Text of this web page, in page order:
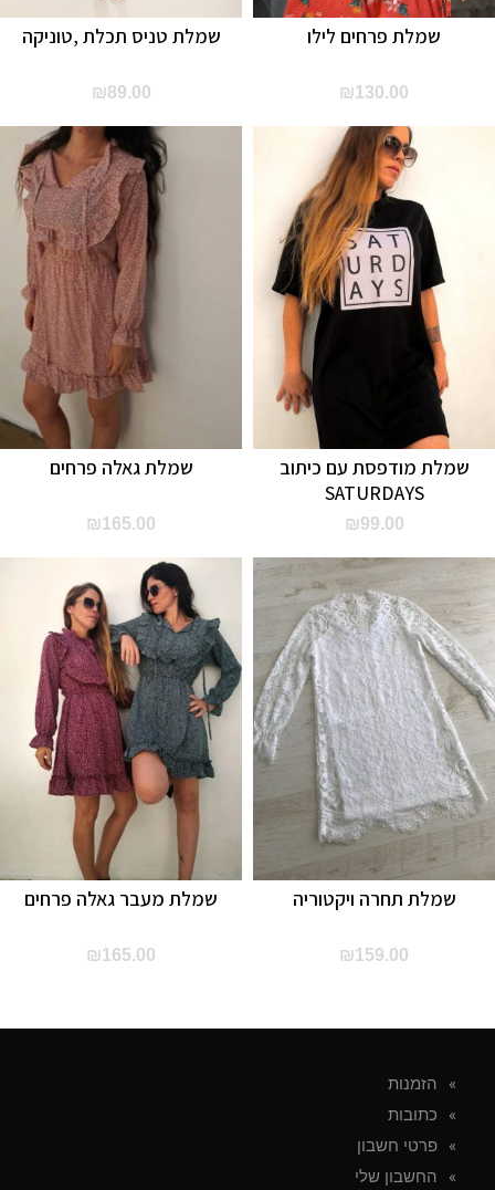
שמלת טניס תכלת ,טוניקה
₪89.00
שמלת פרחים לילו
₪130.00
שמלת גאלה פרחים
₪165.00
שמלת מודפסת עם כיתוב
SATURDAYS
₪99.00
שמלת מעבר גאלה פרחים
₪165.00
שמלת תחרה ויקטוריה
₪159.00
הזמנות
כתובות
פרטי חשבון
החשבון שלי